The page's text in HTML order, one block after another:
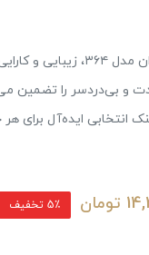
با انتخاب سینک روکار
و بی‌دردسر را تضمین
انتخابی ایده‌آل برای
تومان 5٪ تخفیف